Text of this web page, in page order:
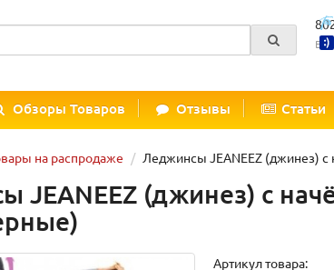
Обзоры Товаров Отзывы Статьи
на распродаже Леджинсы JEANEEZ (джинез) с
JEANEEZ (джинез) с
Артикул товара: